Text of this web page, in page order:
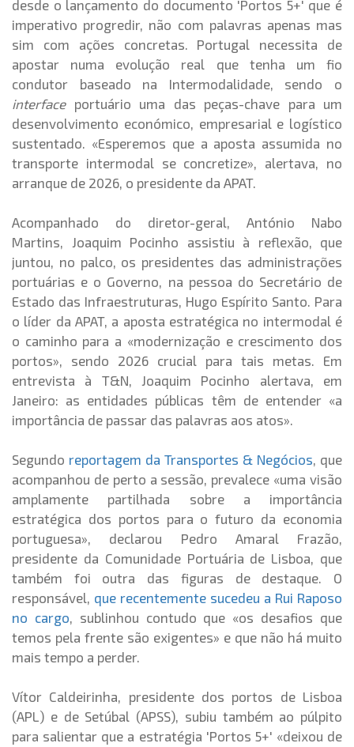
desde o lançamento do documento 'Portos 5+' que é
imperativo progredir, não com palavras apenas mas
sim com ações concretas. Portugal necessita de
apostar numa evolução real que tenha um fio
condutor baseado na Intermodalidade, sendo o
interface portuário uma das peças-chave para um
desenvolvimento económico, empresarial e logístico
sustentado. «Esperemos que a aposta assumida no
transporte intermodal se concretize», alertava, no
arranque de 2026, o presidente da APAT.
Acompanhado do diretor-geral, António Nabo
Martins, Joaquim Pocinho assistiu à reflexão, que
juntou, no palco, os presidentes das administrações
portuárias e o Governo, na pessoa do Secretário de
Estado das Infraestruturas, Hugo Espírito Santo. Para
o líder da APAT, a aposta estratégica no intermodal é
o caminho para a «modernização e crescimento dos
portos», sendo 2026 crucial para tais metas. Em
entrevista à T&N, Joaquim Pocinho alertava, em
Janeiro: as entidades públicas têm de entender «a
importância de passar das palavras aos atos».
Segundo reportagem da Transportes & Negócios, que
acompanhou de perto a sessão, prevalece «uma visão
amplamente partilhada sobre a importância
estratégica dos portos para o futuro da economia
portuguesa», declarou Pedro Amaral Frazão,
presidente da Comunidade Portuária de Lisboa, que
também foi outra das figuras de destaque. O
responsável, que recentemente sucedeu a Rui Raposo
no cargo, sublinhou contudo que «os desafios que
temos pela frente são exigentes» e que não há muito
mais tempo a perder.
Vítor Caldeirinha, presidente dos portos de Lisboa
(APL) e de Setúbal (APSS), subiu também ao púlpito
para salientar que a estratégia 'Portos 5+' «deixou de